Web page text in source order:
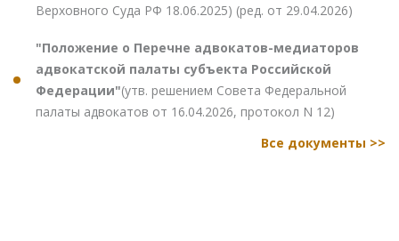
Верховного Суда РФ 18.06.2025) (ред. от 29.04.2026)
"Положение о Перечне адвокатов-медиаторов
адвокатской палаты субъекта Российской
Федерации"(утв. решением Совета Федеральной
палаты адвокатов от 16.04.2026, протокол N 12)
Все документы >>